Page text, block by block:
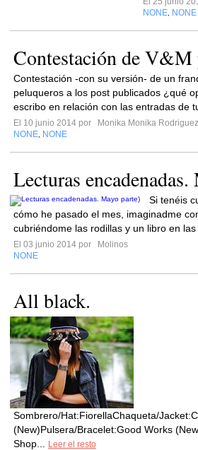
NONE NONE
Contestación de V&M
Contestación -con su versión- de un
peluqueros a los post publicados ¿qué
escribo en relación con las entradas de
El 10 junio 2014 por
Monika Monika
NONE NONE
Lecturas
Si tenéis
cómo he pasado el mes, imaginadme
cubriéndome las rodillas y un libro en las
El 03 junio 2014 por
Molinos
NONE
All black.
Sombrero/Hat:FiorellaChaqueta/
(New)Pulsera/Bracelet:Good Works
Shop...
Leer el resto